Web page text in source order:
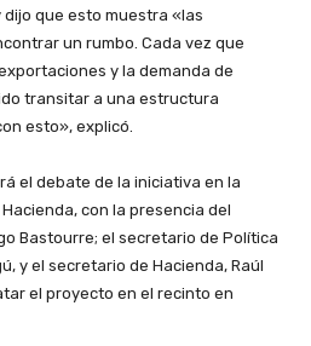
que esto muestra «las
un rumbo. Cada vez que
y la demanda de
transitar a una estructura
esto», explicó.
el debate de la iniciativa en la
con la presencia del
Bastourre; el secretario de Política
y el secretario de Hacienda, Raúl
el proyecto en el recinto en